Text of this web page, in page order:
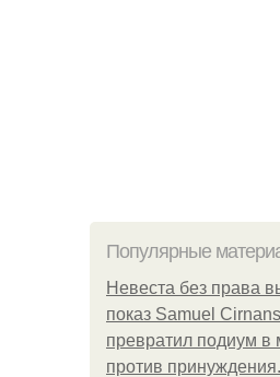
Популярные
Невеста без права
показ Samuel
превратил подиум в
против принуждения.